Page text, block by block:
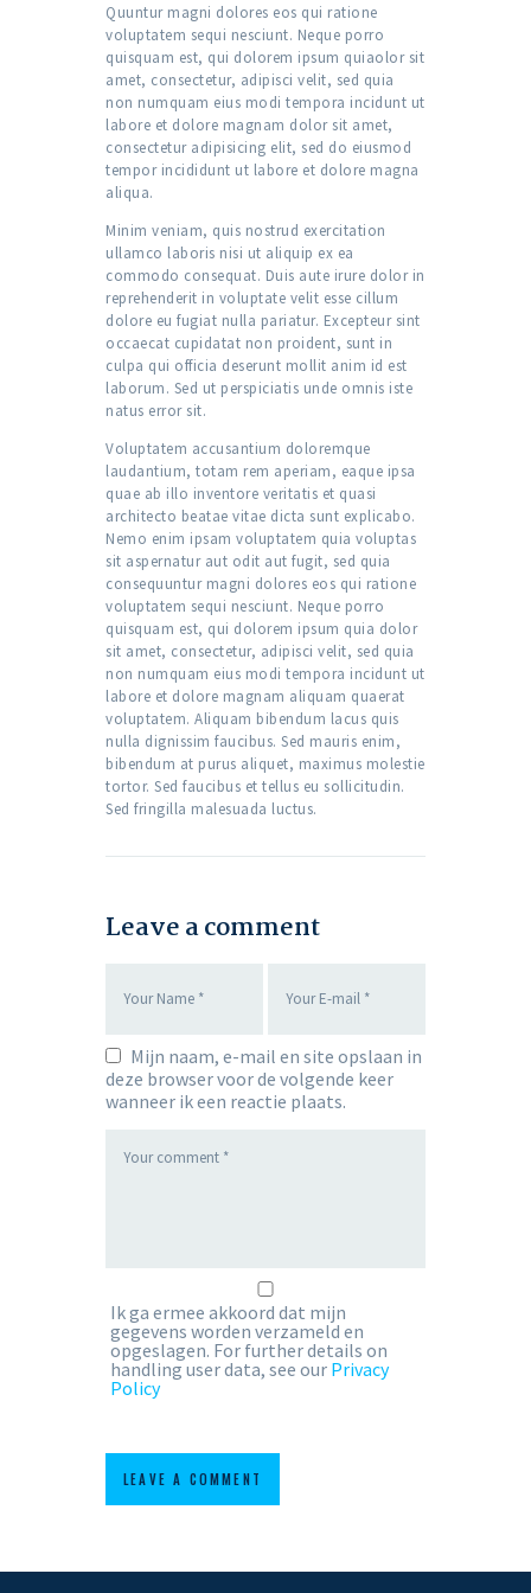
Quuntur magni dolores eos qui ratione
voluptatem sequi nesciunt. Neque porro
quisquam est, qui dolorem ipsum quiaolor sit
amet, consectetur, adipisci velit, sed quia
non numquam eius modi tempora incidunt ut
labore et dolore magnam dolor sit amet,
consectetur adipisicing elit, sed do eiusmod
tempor incididunt ut labore et dolore magna
aliqua.
Minim veniam, quis nostrud exercitation
ullamco laboris nisi ut aliquip ex ea
commodo consequat. Duis aute irure dolor in
reprehenderit in voluptate velit esse cillum
dolore eu fugiat nulla pariatur. Excepteur sint
occaecat cupidatat non proident, sunt in
culpa qui officia deserunt mollit anim id est
laborum. Sed ut perspiciatis unde omnis iste
natus error sit.
Voluptatem accusantium doloremque
laudantium, totam rem aperiam, eaque ipsa
quae ab illo inventore veritatis et quasi
architecto beatae vitae dicta sunt explicabo.
Nemo enim ipsam voluptatem quia voluptas
sit aspernatur aut odit aut fugit, sed quia
consequuntur magni dolores eos qui ratione
voluptatem sequi nesciunt. Neque porro
quisquam est, qui dolorem ipsum quia dolor
sit amet, consectetur, adipisci velit, sed quia
non numquam eius modi tempora incidunt ut
labore et dolore magnam aliquam quaerat
voluptatem. Aliquam bibendum lacus quis
nulla dignissim faucibus. Sed mauris enim,
bibendum at purus aliquet, maximus molestie
tortor. Sed faucibus et tellus eu sollicitudin.
Sed fringilla malesuada luctus.
Leave a comment
Mijn naam, e-mail en site opslaan in
deze browser voor de volgende keer
wanneer ik een reactie plaats.
Ik ga ermee akkoord dat mijn
gegevens worden verzameld en
opgeslagen. For further details on
handling user data, see our Privacy
Policy